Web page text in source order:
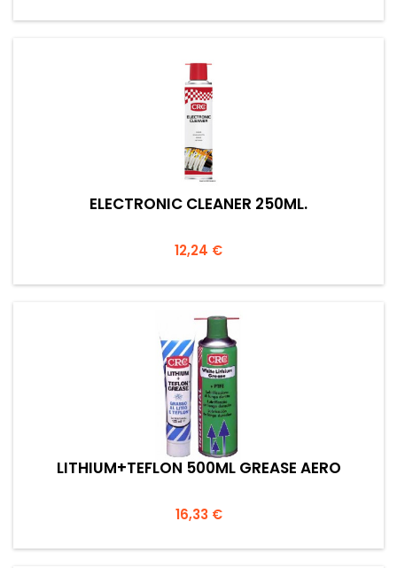
ELECTRONIC CLEANER 250ML.
Prezzo
12,24 €
LITHIUM+TEFLON 500ML GREASE AERO
Prezzo
16,33 €